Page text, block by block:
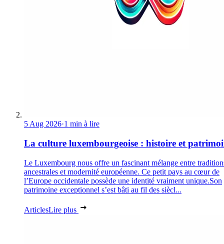
5 Aug 2026·1 min à lire
La culture luxembourgeoise : histoire et
Le Luxembourg nous offre un fascinant mélange entre
ancestrales et modernité européenne. Ce petit pays au cœur de
l’Europe occidentale possède une identité vraiment unique.Son
patrimoine exceptionnel s’est bâti au fil des siècl...
ArticlesLire plus